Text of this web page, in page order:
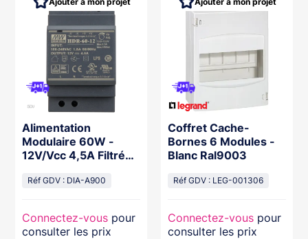
Alimentation
Modulaire 60W -
12V/Vcc 4,5A Filtrée
Réf GDV : DIA-A900
Connectez-vous pour
consulter les prix
Coffret Cache-
Bornes 6 Modules -
Blanc Ral9003
Réf GDV : LEG-001306
Connectez-vous pour
consulter les prix